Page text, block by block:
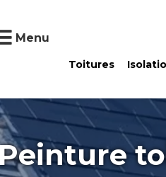
Menu
Toitures